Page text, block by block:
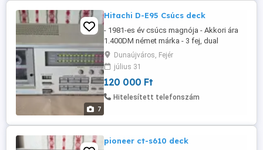
7
Hitachi D-E95 Csúcs deck
- 1981-es év csúcs magnója - Akkori ára
1.400DM német márka - 3 fej, dual
capstan - frekvencia átvitel: 20-21.000hz
Posta, futár automata ok.
Dunaújváros, Fejér
július 31
120 000 Ft
Hitelesített telefonszám
pioneer ct-s610 deck